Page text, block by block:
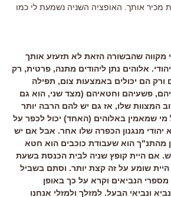
מכיר אותך. האופציה השניה נשמעת לי כמו
מקווה שהבשורה הזאת לא תזעזע אותך
אלוהים נתן ליהודים מתנה, פרטית, רק
הם יכולים באמצעות צום, תפילה
פשעיהם וחטאיהם (מצד שני, הוא גם
המצוות שלו, אז גם יש להם הרבה יותר
שמאמין באלוהים (האחד) יכול לכפר על
מנגנון הכפרה שלו אחר. אבל אם יש
מהתנ"ך הוא שעבודת כוכבים הוא חטא
אם היית קופץ שניה לבית הכנסת בשעת
שומע על זה קצת יותר. וסתם בשביל
הנביאים וקרא על כך באופן
ונביאי הבעל. למזלך ולמזלי אנחנו